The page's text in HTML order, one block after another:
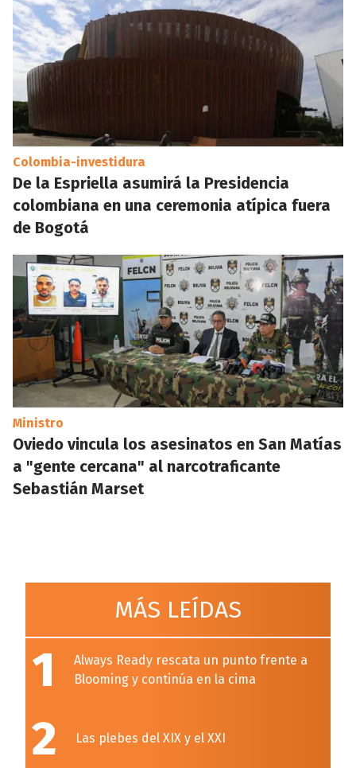
Colombia-investidura
De la Espriella asumirá la Presidencia
colombiana en una ceremonia atípica fuera
de Bogotá
Ministro
Oviedo vincula los asesinatos en San Matías
a "gente cercana" al narcotraficante
Sebastián Marset
MÁS LEÍDAS
1
Always Ready rescata un punto frente a
Blooming y continúa en la cima
2 Las plebes del XIX y el XXI